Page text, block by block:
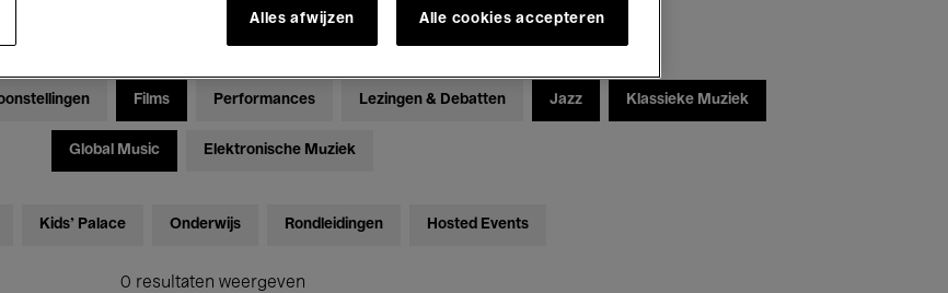
Films Performances Lezingen & Debatten Jazz Klassieke Muziek
Global Music Elektronische Muziek
Kids’ Palace Onderwijs Rondleidingen Hosted Events
0 resultaten weergeven
Alles afwijzen Alle cookies accepteren